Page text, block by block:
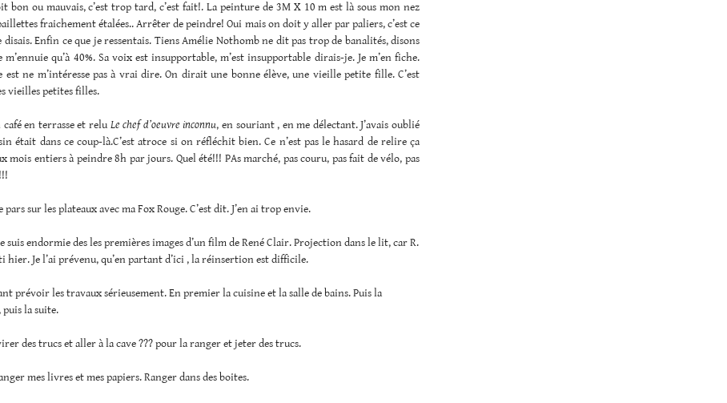
bon ou mauvais, c’est trop tard, c’est fait!. La peinture de 3M X 10 m est là sous mon nez
fraichement étalées.. Arrêter de peindre! Oui mais on doit y aller par paliers, c’est ce
disais. Enfin ce que je ressentais. Tiens Amélie Nothomb ne dit pas trop de banalités, disons
m’ennuie qu’à 40%. Sa voix est insupportable, m’est insupportable dirais-je. Je m’en fiche.
est ne m’intéresse pas à vrai dire. On dirait une bonne élève, une vieille petite fille. C’est
vieilles petites filles.
café en terrasse et relu Le chef d’oeuvre inconnu, en souriant , en me délectant. J’avais oublié
était dans ce coup-là.C’est atroce si on réfléchit bien. Ce n’est pas le hasard de relire ça
mois entiers à peindre 8h par jours. Quel été!!! PAs marché, pas couru, pas fait de vélo, pas
pars sur les plateaux avec ma Fox Rouge. C’est dit. J’en ai trop envie.
suis endormie des les premières images d’un film de René Clair. Projection dans le lit, car R.
hier. Je l’ai prévenu, qu’en partant d’ici , la réinsertion est difficile.
prévoir les travaux sérieusement. En premier la cuisine et la salle de bains. Puis la
la suite.
des trucs et aller à la cave ??? pour la ranger et jeter des trucs.
mes livres et mes papiers. Ranger dans des boites.